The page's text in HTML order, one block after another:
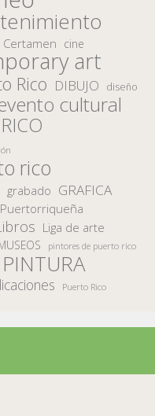
Certamen cine
art
Rico DIBUJO diseño
cultural
rico
grabado GRAFICA
Liga de arte
pintores de puerto rico
PINTURA
Puerto Rico